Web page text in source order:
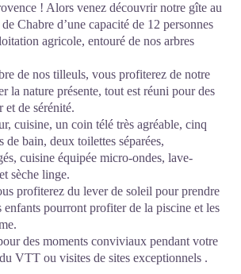
! Alors venez découvrir notre gîte au
Chabre d’une capacité de 12 personnes
agricole, entouré de nos arbres
de nos tilleuls, vous profiterez de notre
la nature présente, tout est réuni pour des
et de sérénité.
cuisine, un coin télé très agréable, cinq
de bain, deux toilettes séparées,
cuisine équipée micro-ondes, lave-
sèche linge.
profiterez du lever de soleil pour prendre
enfants pourront profiter de la piscine et les
des moments conviviaux pendant votre
VTT ou visites de sites exceptionnels .